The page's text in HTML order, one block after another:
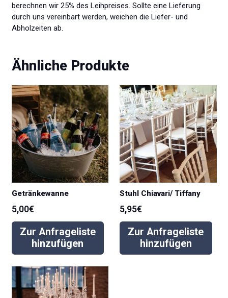
berechnen wir 25% des Leihpreises. Sollte eine Lieferung
durch uns vereinbart werden, weichen die Liefer- und
Abholzeiten ab.
Ähnliche Produkte
Getränkewanne
5,00€
Zur Anfrageliste
hinzufügen
Stuhl Chiavari/ Tiffany
5,95€
Zur Anfrageliste
hinzufügen